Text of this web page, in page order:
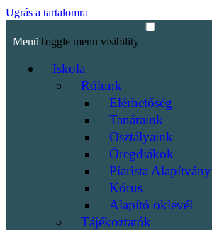
Ugrás a tartalomra
MenüToggle menu visibility
Iskola
Rólunk
Elérhetőség
Tanáraink
Osztályaink
Öregdiákok
Piarista Alapítvány
Kórus
Alapító oklevél
Tájékoztatók